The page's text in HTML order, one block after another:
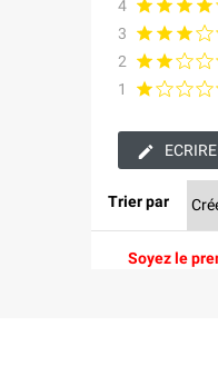
4
3
2
1
Trier par
Soyez le